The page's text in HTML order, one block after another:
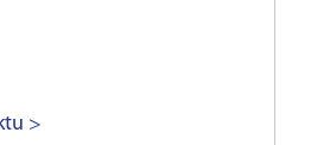
>